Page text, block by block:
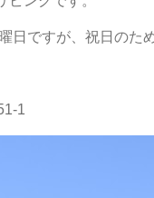
日ですが、祝日のた
1